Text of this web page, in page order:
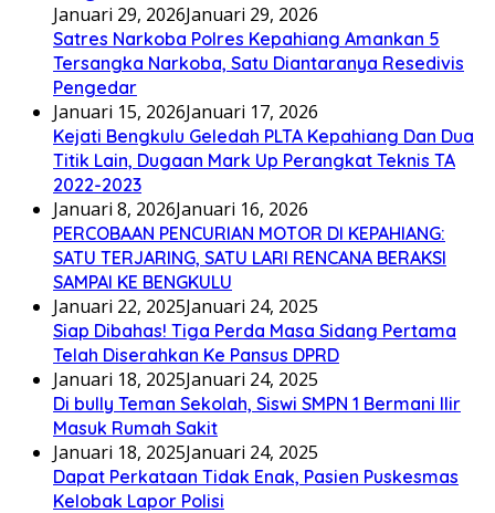
Januari 29, 2026Januari 29, 2026
Satres Narkoba Polres Kepahiang Amankan 5
Tersangka Narkoba, Satu Diantaranya Resedivis
Pengedar
Januari 15, 2026Januari 17, 2026
Kejati Bengkulu Geledah PLTA Kepahiang Dan Dua
Titik Lain, Dugaan Mark Up Perangkat Teknis TA
2022-2023
Januari 8, 2026Januari 16, 2026
PERCOBAAN PENCURIAN MOTOR DI KEPAHIANG:
SATU TERJARING, SATU LARI RENCANA BERAKSI
SAMPAI KE BENGKULU
Januari 22, 2025Januari 24, 2025
Siap Dibahas! Tiga Perda Masa Sidang Pertama
Telah Diserahkan Ke Pansus DPRD
Januari 18, 2025Januari 24, 2025
Di bully Teman Sekolah, Siswi SMPN 1 Bermani Ilir
Masuk Rumah Sakit
Januari 18, 2025Januari 24, 2025
Dapat Perkataan Tidak Enak, Pasien Puskesmas
Kelobak Lapor Polisi